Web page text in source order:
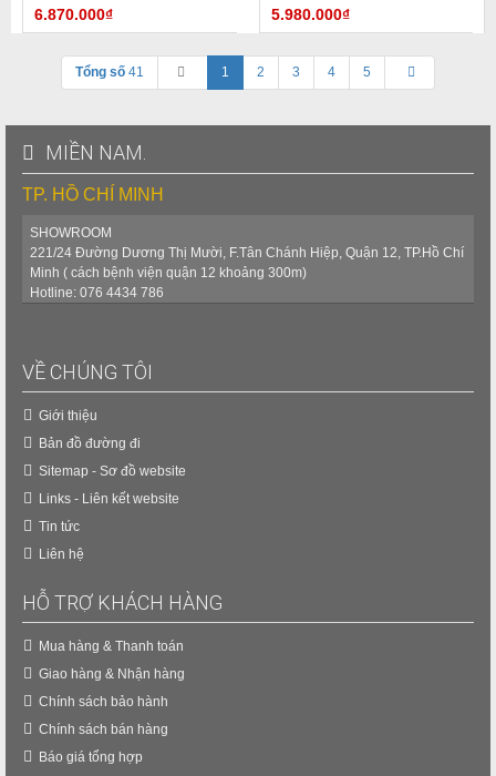
6.870.000₫ 5.980.000₫
Tổng số 41 1 2 3 4 5
MIỀN NAM.
TP. HỒ CHÍ MINH
SHOWROOM
221/24 Đường Dương Thị Mười, F.Tân Chánh Hiệp, Quận 12, TP.Hồ Chí
Minh ( cách bệnh viện quận 12 khoảng 300m)
Hotline: 076 4434 786
VỀ CHÚNG TÔI
Giới thiệu
Bản đồ đường đi
Sitemap - Sơ đồ website
Links - Liên kết website
Tin tức
Liên hệ
HỖ TRỢ KHÁCH HÀNG
Mua hàng & Thanh toán
Giao hàng & Nhận hàng
Chính sách bảo hành
Chính sách bán hàng
Báo giá tổng hợp